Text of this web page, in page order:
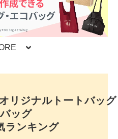
リジナルトートバッ
ッグ
ランキング